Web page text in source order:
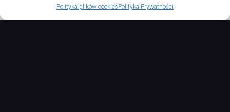
Polityka plików cookiesPolityka Prywatności